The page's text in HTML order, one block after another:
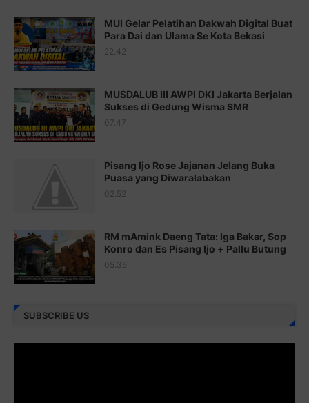
Juz 17 ⇨http://j.mp/2brHsFz
Juz 18 ⇨http://j.mp/2b8SCfc
Juz 19 ⇨http://j.mp/2bFSq95
Juz 20 ⇨http://j.mp/2brI1zc
Juz 21 ⇨http://j.mp/2b8VcBO
http://j.mp/2bFRxNP
http://j.mp/2brItxm
Juz 25 ⇨http://j.mp/2brImlf
Juz 26 ⇨http://j.mp/2bFRHF2
MUI Gelar Pelatihan Dakwah Digital Buat
Para Dai dan Ulama Se Kota Bekasi
22.42
MUSDALUB III AWPI DKI Jakarta Berjalan
Sukses di Gedung Wisma SMR
07.47
Pisang Ijo Rose Jajanan Jelang Buka
Puasa yang Diwaralabakan
02.52
RM mAmink Daeng Tata: Iga Bakar, Sop
Konro dan Es Pisang Ijo + Pallu Butung
05.35
SUBSCRIBE US